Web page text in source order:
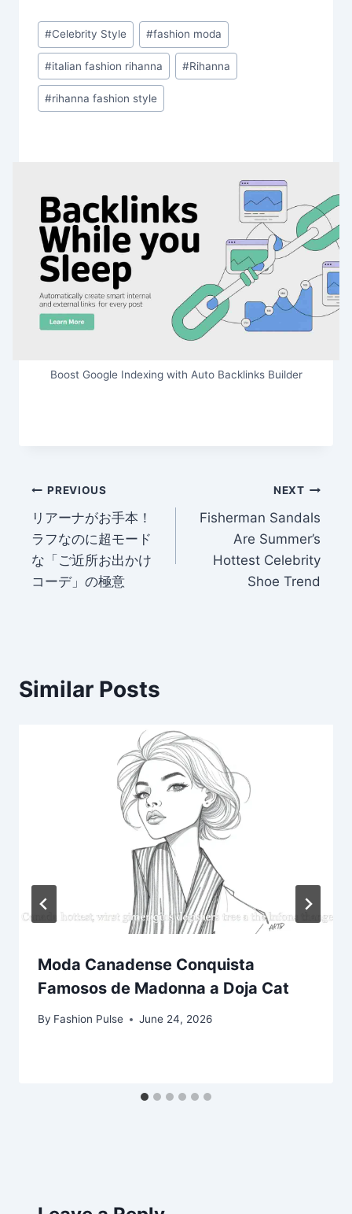
Post
Tags:
#Celebrity Style #fashion moda
#italian fashion rihanna #Rihanna
#rihanna fashion style
Boost Google Indexing with Auto Backlinks Builder
Post
navigation
PREVIOUS
リアーナがお手本！
ラフなのに超モード
な「ご近所お出かけ
コーデ」の極意
NEXT
Fisherman Sandals
Are Summer’s
Hottest Celebrity
Shoe Trend
Similar Posts
Moda Canadense Conquista
Famosos de Madonna a Doja Cat
By Fashion Pulse June 24, 2026